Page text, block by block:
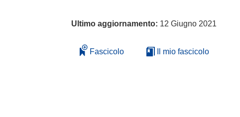
Ultimo aggiornamento: 12 Giugno 2021
Fascicolo Il mio fascicolo